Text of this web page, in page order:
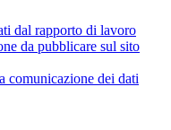
dal rapporto di lavoro
da pubblicare sul sito
comunicazione dei dati